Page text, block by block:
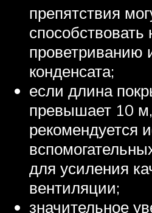
препятствия
способствовать
проветриванию
конденсата;
если длина
превышает 10
рекомендуется
для усиления
вентиляции;
значительное